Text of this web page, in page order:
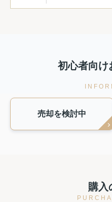
初心者向け
売却を検討中
購入